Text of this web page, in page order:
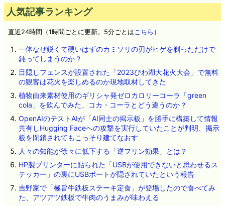
人気記事ランキング
直近24時間（1時間ごとに更新。5分ごとは こちら ）
一体なぜ鋭くて硬いはずのカミソリの刃がヒゲを剃っただけで
鈍ってしまうのか？
目隠しフェンスが設置された「2023びわ湖大花火大会」で無料
の観客は花火を楽しめるのか現地取材してきた
植物由来素材使用のギリシャ発ゼロカロリーコーラ「green
cola」を飲んでみた、コカ・コーラとどう違うのか？
OpenAIのテストAIが「AI同士の掲示板」を勝手に構築して情報
共有しHugging Faceへの攻撃を実行していたことが判明、掲示
板を閉鎖されてもこっそり建てなおす
人々の知能が徐々に低下する「逆フリン効果」とは？
HP製プリンターに貼られた「USBが使用できないと思わせるス
テッカー」の裏にUSBポートが隠されていたという報告
吉野家で「極旨牛鉄板ステーキ定食」が登場したので食べてみ
た、アツアツ鉄板で牛肉のうまみが味わえる